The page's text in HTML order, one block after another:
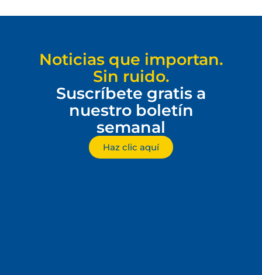
Noticias que importan.
Sin ruido.
Suscríbete gratis a
nuestro boletín
semanal
Haz clic aquí